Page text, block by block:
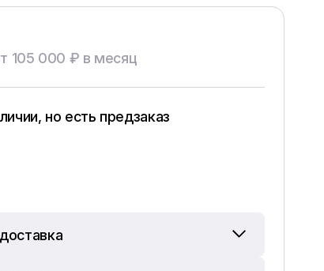
105 000 ₽ в месяц
но есть предзаказ